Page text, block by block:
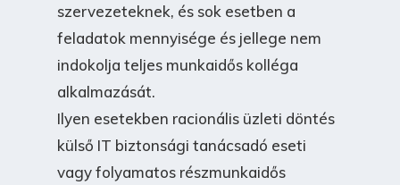
szervezeteknek, és sok esetben a
feladatok mennyisége és jellege nem
indokolja teljes munkaidős kolléga
alkalmazását.
Ilyen esetekben racionális üzleti döntés
külső IT biztonsági tanácsadó eseti
vagy folyamatos részmunkaidős